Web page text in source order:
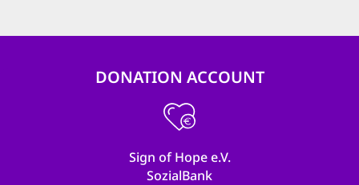
DONATION ACCOUNT
Sign of Hope e.V.
SozialBank